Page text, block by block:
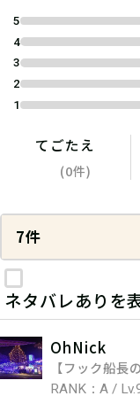
5
4
3
2
1
てごたえ
(0件)
7件
ネタバレありを
OhNick
【フック船長
RANK：A /